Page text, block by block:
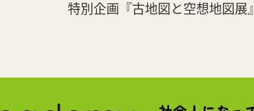
特別企画『古地図と空想地図展』